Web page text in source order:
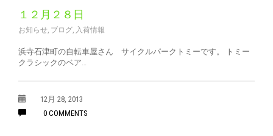
１２月２８日
お知らせ, ブログ, 入荷情報
浜寺石津町の自転車屋さん サイクルパークトミーです。 トミー
クラシックのベア…
12月 28, 2013
0 COMMENTS